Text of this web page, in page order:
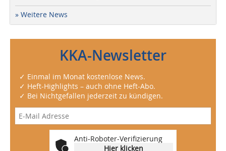
» Weitere News
KKA-Newsletter
✓ Einmal im Monat kostenlose News.
✓ Heft-Highlights – auch ohne Heft-Abo.
✓ Bei Nichtgefallen jederzeit zu kündigen.
Anti-Roboter-Verifizierung
Hier klicken